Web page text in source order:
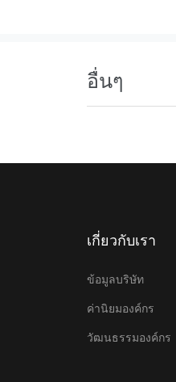
อื่นๆ
เกี่ยวกับเรา
ข้อมูลบริษัท
ค่านิยมองค์กร
วัฒนธรรมองค์กร